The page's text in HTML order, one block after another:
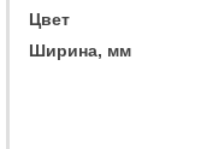
Цвет
Ширина, мм